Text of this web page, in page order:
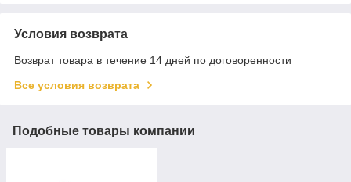
Условия возврата
Возврат товара в течение 14 дней по договоренности
Все условия возврата
Подобные товары компании